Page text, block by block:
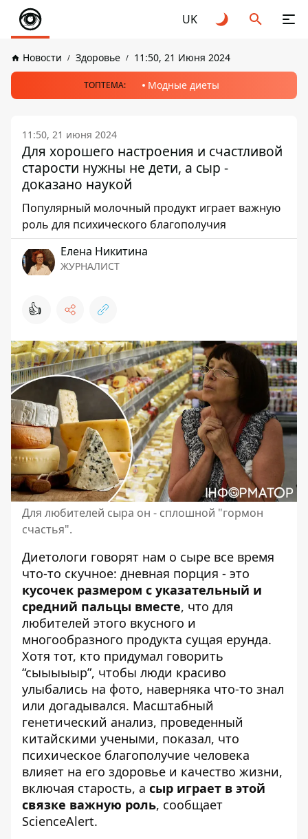
UK
Новости Здоровье 11:50, 21 Июня 2024
ТОПТЕМА: Модные диеты
11:50, 21 июня 2024
Для хорошего настроения и счастливой
старости нужны не дети, а сыр -
доказано наукой
Популярный молочный продукт играет важную
роль для психического благополучия
Елена Никитина
ЖУРНАЛИСТ
👍
Для любителей сыра он - сплошной "гормон
счастья".
Диетологи говорят нам о сыре все время
что-то скучное: дневная порция - это
кусочек размером с указательный и
средний пальцы вместе, что для
любителей этого вкусного и
многообразного продукта сущая ерунда.
Хотя тот, кто придумал говорить
“сыыыыыр”, чтобы люди красиво
улыбались на фото, наверняка что-то знал
или догадывался. Масштабный
генетический анализ, проведенный
китайскими учеными, показал, что
психическое благополучие человека
влияет на его здоровье и качество жизни,
включая старость, а сыр играет в этой
связке важную роль, сообщает
ScienceAlert.